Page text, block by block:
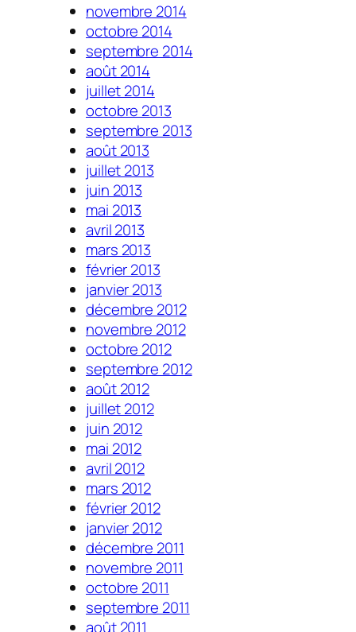
novembre 2014
octobre 2014
septembre 2014
août 2014
juillet 2014
octobre 2013
septembre 2013
août 2013
juillet 2013
juin 2013
mai 2013
avril 2013
mars 2013
février 2013
janvier 2013
décembre 2012
novembre 2012
octobre 2012
septembre 2012
août 2012
juillet 2012
juin 2012
mai 2012
avril 2012
mars 2012
février 2012
janvier 2012
décembre 2011
novembre 2011
octobre 2011
septembre 2011
août 2011